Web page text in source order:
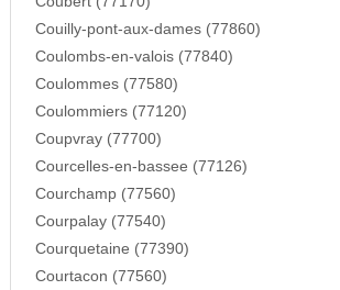
Couilly-pont-aux-dames (77860)
Coulombs-en-valois (77840)
Coulommes (77580)
Coulommiers (77120)
Coupvray (77700)
Courcelles-en-bassee (77126)
Courchamp (77560)
Courpalay (77540)
Courquetaine (77390)
Courtacon (77560)